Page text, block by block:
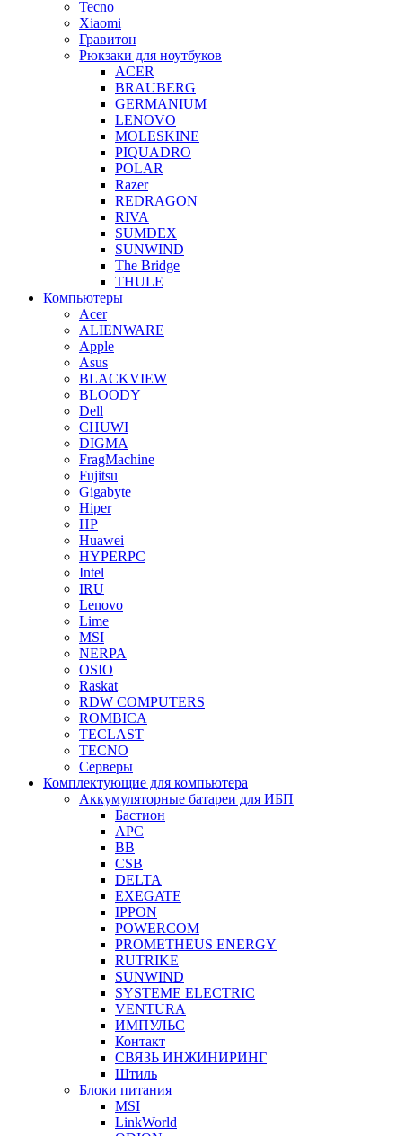
Tecno
Xiaomi
Гравитон
Рюкзаки для ноутбуков
ACER
BRAUBERG
GERMANIUM
LENOVO
MOLESKINE
PIQUADRO
POLAR
Razer
REDRAGON
RIVA
SUMDEX
SUNWIND
The Bridge
THULE
Компьютеры
Acer
ALIENWARE
Apple
Asus
BLACKVIEW
BLOODY
Dell
CHUWI
DIGMA
FragMachine
Fujitsu
Gigabyte
Hiper
HP
Huawei
HYPERPC
Intel
IRU
Lenovo
Lime
MSI
NERPA
OSIO
Raskat
RDW COMPUTERS
ROMBICA
TECLAST
TECNO
Серверы
Комплектующие для компьютера
Аккумуляторные батареи для ИБП
Бастион
APC
BB
CSB
DELTA
EXEGATE
IPPON
POWERCOM
PROMETHEUS ENERGY
RUTRIKE
SUNWIND
SYSTEME ELECTRIC
VENTURA
ИМПУЛЬС
Контакт
СВЯЗЬ ИНЖИНИРИНГ
Штиль
Блоки питания
MSI
LinkWorld